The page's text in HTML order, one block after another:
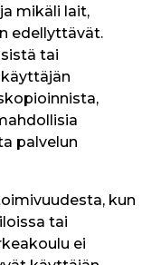
mikäli lait,
edellyttävät.
tai
palvelun
kun
tai
ei